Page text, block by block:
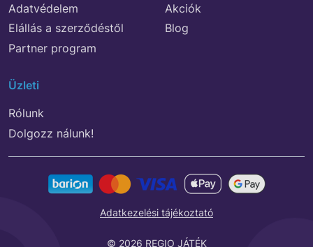
Adatvédelem
Elállás a szerződéstől
Partner program
Akciók
Blog
Üzleti
Rólunk
Dolgozz nálunk!
© 2026 REGIO JÁTÉK
Adatkezelési tájékoztató